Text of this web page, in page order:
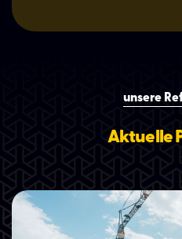
unsere
Aktuelle